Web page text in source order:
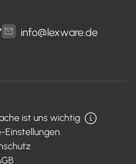
info@lexware.de
Einstellungen
ist uns wichtig